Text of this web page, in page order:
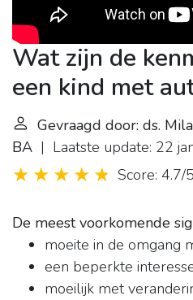
Wat zijn de
een kind met
Gevraagd door: ds.
BA | Laatste update: 22
Score: 4.7/5
De meest voorkomende
moeite in de omgang
een beperkte
moeilijk met